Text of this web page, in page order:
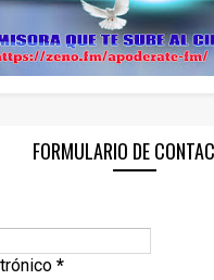
FORMULARIO DE
*